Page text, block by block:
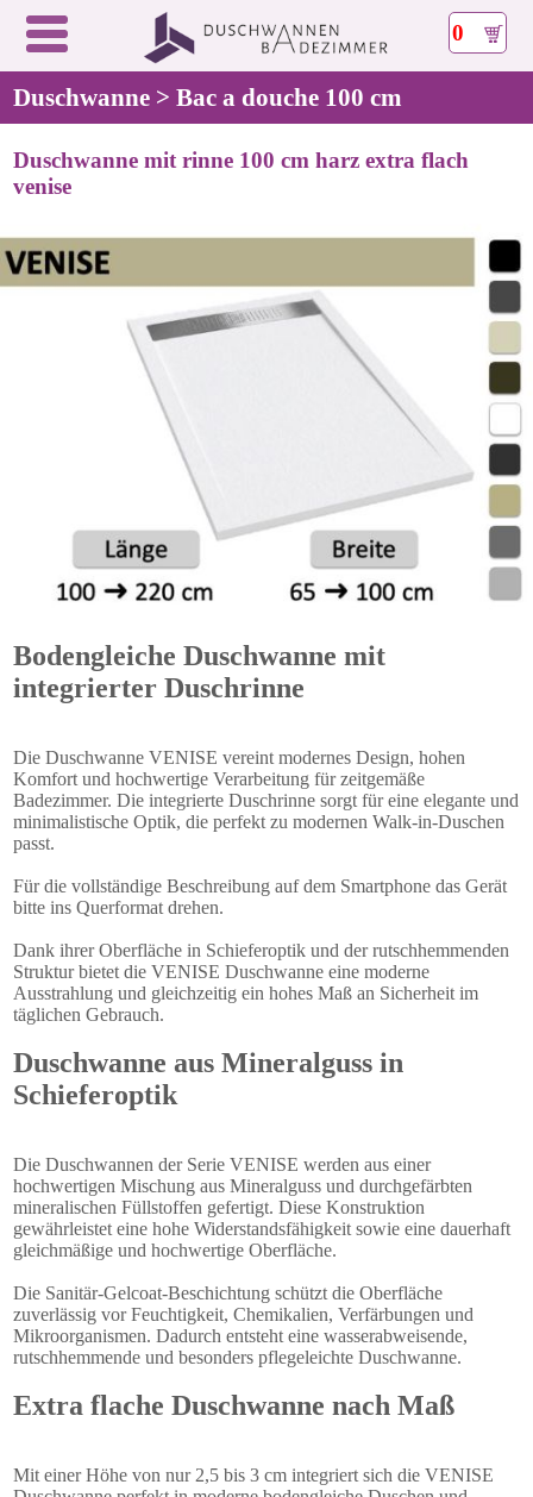
0
Duschwanne > Bac a douche 100 cm
Duschwanne mit rinne 100 cm harz extra flach
venise
Bodengleiche Duschwanne mit
integrierter Duschrinne
Die Duschwanne VENISE vereint modernes Design, hohen
Komfort und hochwertige Verarbeitung für zeitgemäße
Badezimmer. Die integrierte Duschrinne sorgt für eine elegante und
minimalistische Optik, die perfekt zu modernen Walk-in-Duschen
passt.
Für die vollständige Beschreibung auf dem Smartphone das Gerät
bitte ins Querformat drehen.
Dank ihrer Oberfläche in Schieferoptik und der rutschhemmenden
Struktur bietet die VENISE Duschwanne eine moderne
Ausstrahlung und gleichzeitig ein hohes Maß an Sicherheit im
täglichen Gebrauch.
Duschwanne aus Mineralguss in
Schieferoptik
Die Duschwannen der Serie VENISE werden aus einer
hochwertigen Mischung aus Mineralguss und durchgefärbten
mineralischen Füllstoffen gefertigt. Diese Konstruktion
gewährleistet eine hohe Widerstandsfähigkeit sowie eine dauerhaft
gleichmäßige und hochwertige Oberfläche.
Die Sanitär-Gelcoat-Beschichtung schützt die Oberfläche
zuverlässig vor Feuchtigkeit, Chemikalien, Verfärbungen und
Mikroorganismen. Dadurch entsteht eine wasserabweisende,
rutschhemmende und besonders pflegeleichte Duschwanne.
Extra flache Duschwanne nach Maß
Mit einer Höhe von nur 2,5 bis 3 cm integriert sich die VENISE